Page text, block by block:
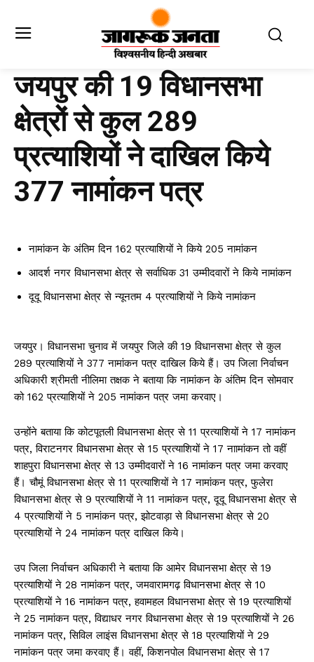
जयपुर की 19 विधानसभा
क्षेत्रों से कुल 289
प्रत्याशियों ने दाखिल किये
377 नामांकन पत्र
नामांकन के अंतिम दिन 162 प्रत्याशियों ने किये 205 नामांकन
आदर्श नगर विधानसभा क्षेत्र से सर्वाधिक 31 उम्मीदवारों ने किये नामांकन
दूदू विधानसभा क्षेत्र से न्यूनतम 4 प्रत्याशियों ने किये नामांकन
जयपुर। विधानसभा चुनाव में जयपुर जिले की 19 विधानसभा क्षेत्र से कुल
289 प्रत्याशियों ने 377 नामांकन पत्र दाखिल किये हैं। उप जिला निर्वाचन
अधिकारी श्रीमती नीलिमा तक्षक ने बताया कि नामांकन के अंतिम दिन सोमवार
को 162 प्रत्याशियों ने 205 नामांकन पत्र जमा करवाए।
उन्होंने बताया कि कोटपूतली विधानसभा क्षेत्र से 11 प्रत्याशियों ने 17 नामांकन
पत्र, विराटनगर विधानसभा क्षेत्र से 15 प्रत्याशियों ने 17 नाामांकन तो वहीं
शाहपुरा विधानसभा क्षेत्र से 13 उम्मीदवारों ने 16 नामांकन पत्र जमा करवाए
हैं। चौमूं विधानसभा क्षेत्र से 11 प्रत्याशियों ने 17 नामांकन पत्र, फुलेरा
विधानसभा क्षेत्र से 9 प्रत्याशियों ने 11 नामांकन पत्र, दूदू विधानसभा क्षेत्र से
4 प्रत्याशियों ने 5 नामांकन पत्र, झोटवाड़ा से विधानसभा क्षेत्र से 20
प्रत्याशियों ने 24 नामांकन पत्र दाखिल किये।
उप जिला निर्वाचन अधिकारी ने बताया कि आमेर विधानसभा क्षेत्र से 19
प्रत्याशियों ने 28 नामांकन पत्र, जमवारामगढ़ विधानसभा क्षेत्र से 10
प्रत्याशियों ने 16 नामांकन पत्र, हवामहल विधानसभा क्षेत्र से 19 प्रत्याशियों
ने 25 नामांकन पत्र, विद्याधर नगर विधानसभा क्षेत्र से 19 प्रत्याशियों ने 26
नामांकन पत्र, सिविल लाइंस विधानसभा क्षेत्र से 18 प्रत्याशियों ने 29
नामांकन पत्र जमा करवाए हैं। वहीं, किशनपोल विधानसभा क्षेत्र से 17